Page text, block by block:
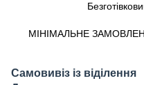
МІНІМАЛЬНЕ
Самовивіз із віділення